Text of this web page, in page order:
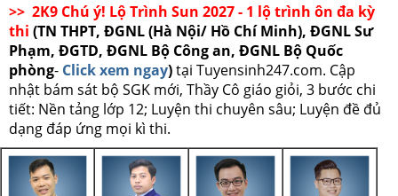
>> 2K9 Chú ý! Lộ Trình Sun 2027 - 1 lộ trình ôn đa kỳ
thi (TN THPT, ĐGNL (Hà Nội/ Hồ Chí Minh), ĐGNL Sư
Phạm, ĐGTD, ĐGNL Bộ Công an, ĐGNL Bộ Quốc
phòng- Click xem ngay)tại Tuyensinh247.com. Cập
nhật bám sát bộ SGK mới, Thầy Cô giáo giỏi, 3 bước chi
tiết: Nền tảng lớp 12; Luyện thi chuyên sâu; Luyện đề đủ
dạng đáp ứng mọi kì thi.